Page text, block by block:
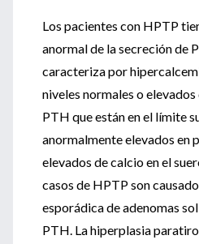
Los pacientes con HPTP
anormal de la secreción de
caracteriza por
niveles normales o
PTH que están en el límite
anormalmente elevados en
elevados de calcio en el
casos de HPTP son
esporádica de adenomas
PTH. La hiperplasia